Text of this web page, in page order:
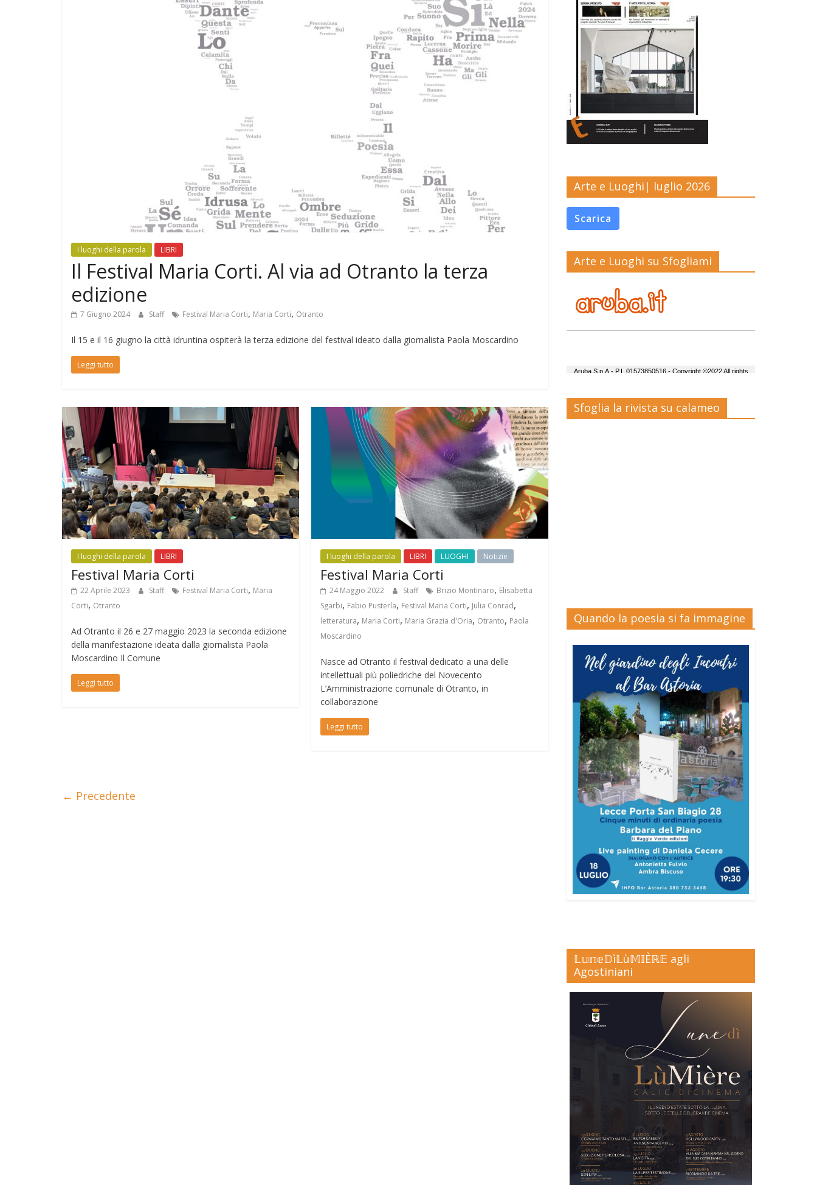
I luoghi della parola LIBRI
Il Festival Maria Corti. Al via ad Otranto la terza
edizione
7 Giugno 2024 Staff Festival Maria Corti, Maria Corti, Otranto
Il 15 e il 16 giugno la città idruntina ospiterà la terza edizione del festival ideato dalla giornalista Paola Moscardino
Leggi tutto
I luoghi della parola LIBRI
Festival Maria Corti
22 Aprile 2023 Staff Festival Maria Corti, Maria
Corti, Otranto
Ad Otranto il 26 e 27 maggio 2023 la seconda edizione
della manifestazione ideata dalla giornalista Paola
Moscardino Il Comune
Leggi tutto
I luoghi della parola LIBRI LUOGHI Notizie
Festival Maria Corti
24 Maggio 2022 Staff Brizio Montinaro, Elisabetta
Sgarbi, Fabio Pusterla, Festival Maria Corti, Julia Conrad,
letteratura, Maria Corti, Maria Grazia d'Oria, Otranto, Paola
Moscardino
Nasce ad Otranto il festival dedicato a una delle
intellettuali più poliedriche del Novecento
L’Amministrazione comunale di Otranto, in
collaborazione
Leggi tutto
← Precedente
Arte e Luoghi| luglio 2026
Scarica
Arte e Luoghi su Sfogliami
Sfoglia la rivista su calameo
Quando la poesia si fa immagine
𝕃𝕦𝕟𝕖𝔻ì𝕃ù𝕄𝕀Èℝ𝔼 agli
Agostiniani